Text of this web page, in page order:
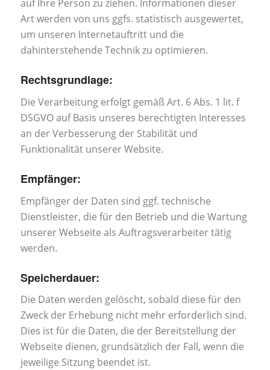
auf Ihre Person zu ziehen. Informationen dieser
Art werden von uns ggfs. statistisch ausgewertet,
um unseren Internetauftritt und die
dahinterstehende Technik zu optimieren.
Rechtsgrundlage:
Die Verarbeitung erfolgt gemäß Art. 6 Abs. 1 lit. f
DSGVO auf Basis unseres berechtigten Interesses
an der Verbesserung der Stabilität und
Funktionalität unserer Website.
Empfänger:
Empfänger der Daten sind ggf. technische
Dienstleister, die für den Betrieb und die Wartung
unserer Webseite als Auftragsverarbeiter tätig
werden.
Speicherdauer:
Die Daten werden gelöscht, sobald diese für den
Zweck der Erhebung nicht mehr erforderlich sind.
Dies ist für die Daten, die der Bereitstellung der
Webseite dienen, grundsätzlich der Fall, wenn die
jeweilige Sitzung beendet ist.